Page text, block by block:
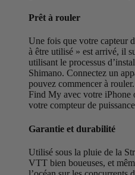
Prêt à rouler
Une fois que votre capteur
à être utilisé » est arrivé, il
utilisant le processus
Shimano. Connectez un
pouvez commencer à
Find My avec votre iPhone
votre compteur de
Garantie et durabilité
Utilisé sous la pluie de la
VTT bien boueuses, et